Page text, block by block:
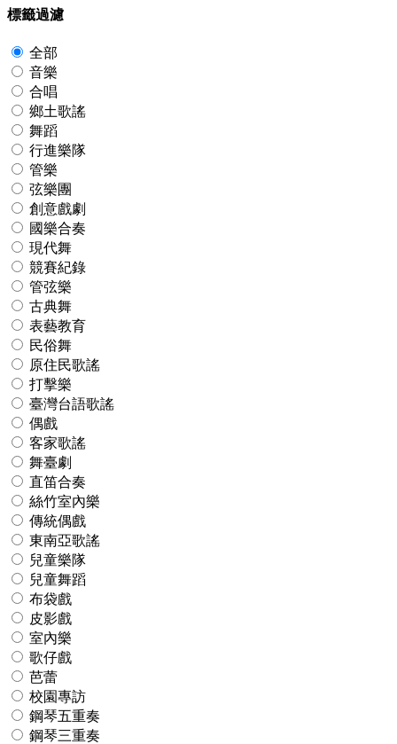
標籤過濾
全部
音樂
合唱
鄉土歌謠
舞蹈
行進樂隊
管樂
弦樂團
創意戲劇
國樂合奏
現代舞
競賽紀錄
管弦樂
古典舞
表藝教育
民俗舞
原住民歌謠
打擊樂
臺灣台語歌謠
偶戲
客家歌謠
舞臺劇
直笛合奏
絲竹室內樂
傳統偶戲
東南亞歌謠
兒童樂隊
兒童舞蹈
布袋戲
皮影戲
室內樂
歌仔戲
芭蕾
校園專訪
鋼琴五重奏
鋼琴三重奏